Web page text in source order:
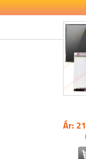
Ár: